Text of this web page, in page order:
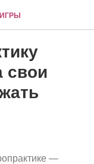
свои
—